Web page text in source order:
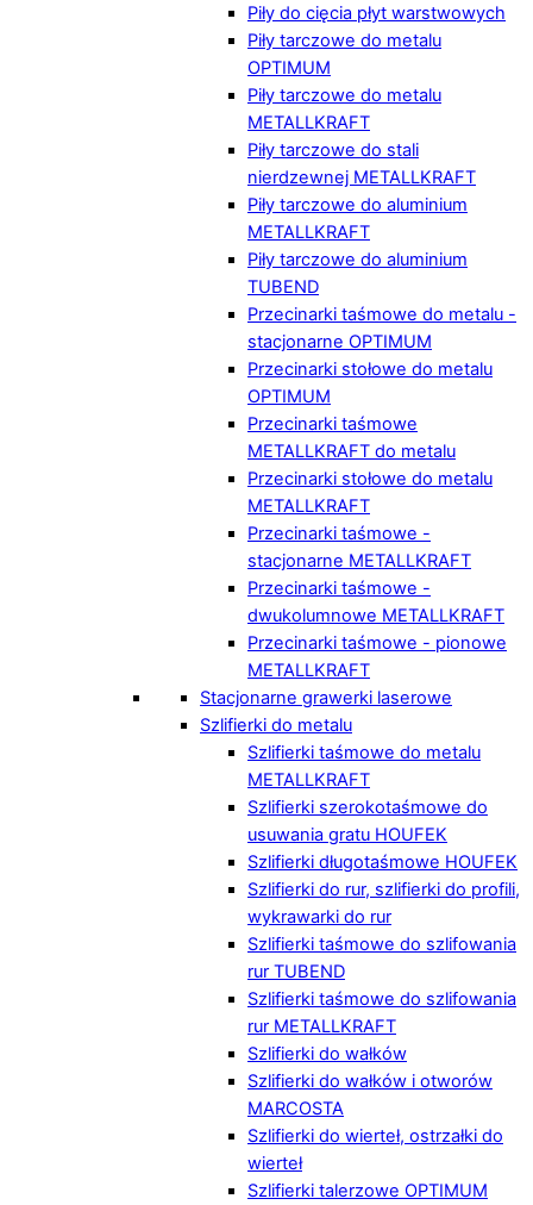
Piły do cięcia płyt warstwowych
Piły tarczowe do metalu
OPTIMUM
Piły tarczowe do metalu
METALLKRAFT
Piły tarczowe do stali
nierdzewnej METALLKRAFT
Piły tarczowe do aluminium
METALLKRAFT
Piły tarczowe do aluminium
TUBEND
Przecinarki taśmowe do metalu -
stacjonarne OPTIMUM
Przecinarki stołowe do metalu
OPTIMUM
Przecinarki taśmowe
METALLKRAFT do metalu
Przecinarki stołowe do metalu
METALLKRAFT
Przecinarki taśmowe -
stacjonarne METALLKRAFT
Przecinarki taśmowe -
dwukolumnowe METALLKRAFT
Przecinarki taśmowe - pionowe
METALLKRAFT
Stacjonarne grawerki laserowe
Szlifierki do metalu
Szlifierki taśmowe do metalu
METALLKRAFT
Szlifierki szerokotaśmowe do
usuwania gratu HOUFEK
Szlifierki długotaśmowe HOUFEK
Szlifierki do rur, szlifierki do profili,
wykrawarki do rur
Szlifierki taśmowe do szlifowania
rur TUBEND
Szlifierki taśmowe do szlifowania
rur METALLKRAFT
Szlifierki do wałków
Szlifierki do wałków i otworów
MARCOSTA
Szlifierki do wierteł, ostrzałki do
wierteł
Szlifierki talerzowe OPTIMUM